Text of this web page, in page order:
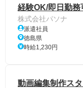
経験OK/即日勤務
株式会社パソナ
派遣社員
徳島県
時給1,230円
動画編集制作ス